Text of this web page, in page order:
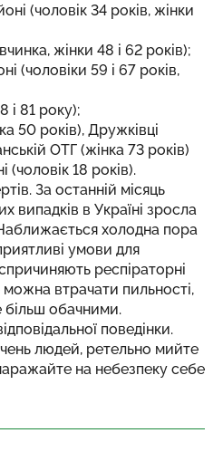
(чоловік 34 років, жінки
жінки 48 і 62 років);
(чоловіки 59 і 67 років,
і 81 року);
50 років), Дружківці
ОТГ (жінка 73 років)
(чоловік 18 років).
За останній місяць
випадків в Україні зросла
холодна пора
умови для
респіраторні
втрачати пильності,
більш обачними.
поведінки.
людей, ретельно мийте
на небезпеку себе